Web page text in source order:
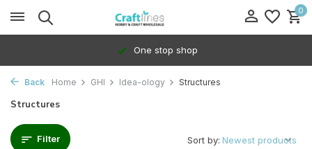
0
100% Dedicated to independents
Back Home GHI Idea-ology Structures
Structures
Filter Sort by: